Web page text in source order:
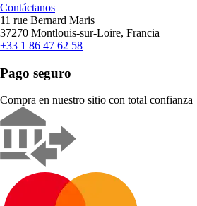
Contáctanos
11 rue Bernard Maris
37270 Montlouis-sur-Loire, Francia
+33 1 86 47 62 58
Pago seguro
Compra en nuestro sitio con total confianza